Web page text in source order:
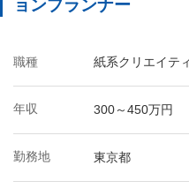
ョンプランナー
職種 紙系クリエイテ
年収 300～450万円
勤務地 東京都